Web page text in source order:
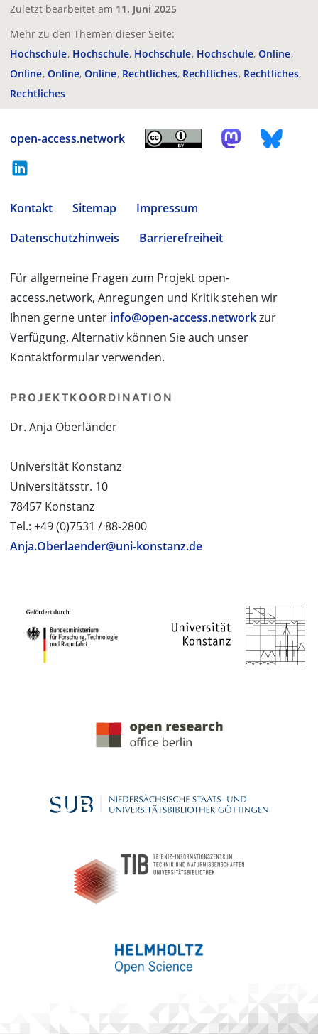
Zuletzt bearbeitet am 11. Juni 2025
Mehr zu den Themen dieser Seite:
Hochschule Hochschule Hochschule Hochschule Online
Online Online Online Rechtliches Rechtliches Rechtliches
Rechtliches
open-access.network
Kontakt Sitemap
Impressum
Datenschutzhinweis
Barrierefreiheit
Für allgemeine Fragen zum Projekt open-
access.network, Anregungen und Kritik stehen wir
Ihnen gerne unter info@open-access.networkzur
Verfügung. Alternativ können Sie auch unser
Kontaktformular verwenden.
PROJEKTKOORDINATION
Dr. Anja Oberländer
Universität Konstanz
Universitätsstr. 10
78457 Konstanz
Tel.: +49 (0)7531 / 88-2800
Anja.Oberlaender@uni-konstanz.de